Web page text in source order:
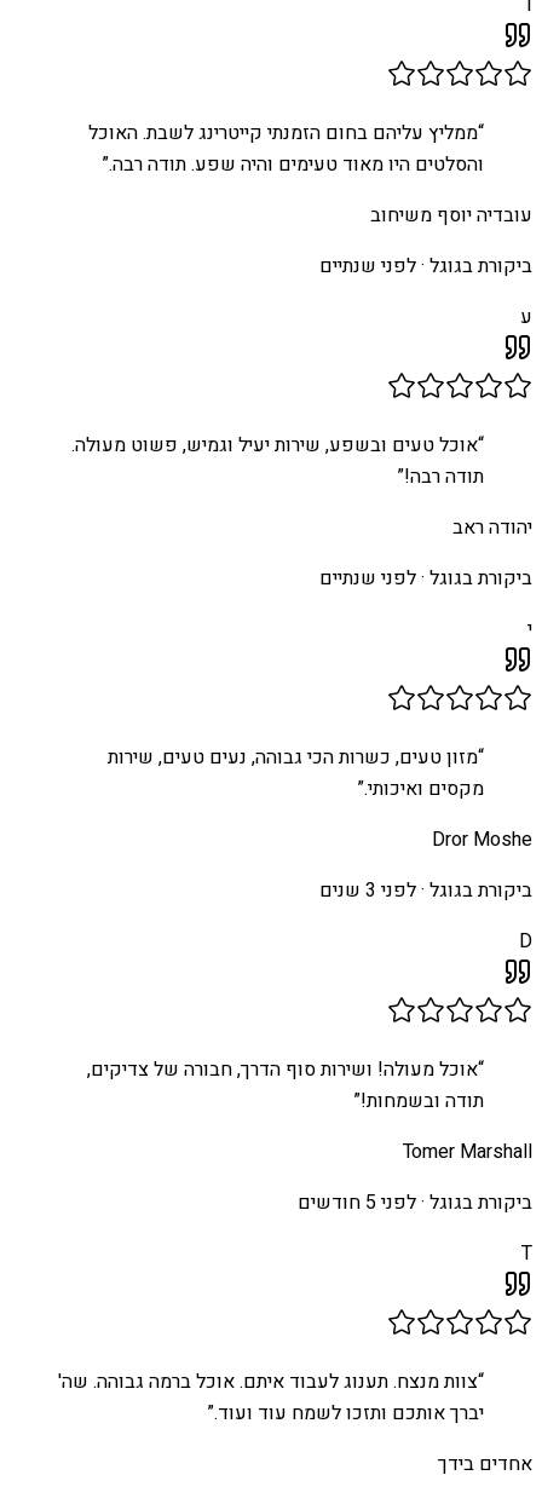
“ממליץ עליהם בחום הזמנתי קייטרינג לשבת. האוכל
והסלטים היו מאוד טעימים והיה שפע. תודה רבה.”
עובדיה יוסף משיחוב
ביקורת בגוגל ·לפני שנתיים
ע
“אוכל טעים ובשפע, שירות יעיל וגמיש, פשוט מעולה.
תודה רבה!”
יהודה ראב
ביקורת בגוגל ·לפני שנתיים
י
“מזון טעים, כשרות הכי גבוהה, נעים טעים, שירות
מקסים ואיכותי.”
Dror Moshe
ביקורת בגוגל ·לפני 3 שנים
D
“אוכל מעולה! ושירות סוף הדרך, חבורה של צדיקים,
תודה ובשמחות!”
Tomer Marshall
ביקורת בגוגל ·לפני 5 חודשים
T
“צוות מנצח. תענוג לעבוד איתם. אוכל ברמה גבוהה. שה'
יברך אותכם ותזכו לשמח עוד ועוד.”
אחדים בידך